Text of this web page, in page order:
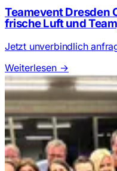
Teamevent Dresden
frische Luft und
Jetzt unverbindlich
Weiterlesen →